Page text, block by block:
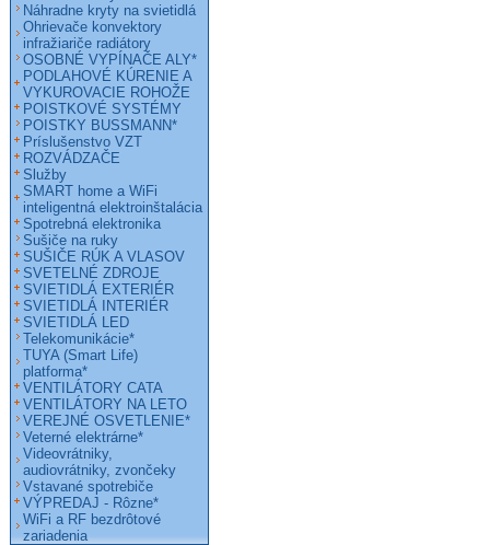
Náhradne kryty na svietidlá
Ohrievače konvektory
infražiariče radiátory
OSOBNÉ VYPÍNAČE ALY*
PODLAHOVÉ KÚRENIE A
VYKUROVACIE ROHOŽE
POISTKOVÉ SYSTÉMY
POISTKY BUSSMANN*
Príslušenstvo VZT
ROZVÁDZAČE
Služby
SMART home a WiFi
inteligentná elektroinštalácia
Spotrebná elektronika
Sušiče na ruky
SUŠIČE RÚK A VLASOV
SVETELNÉ ZDROJE
SVIETIDLÁ EXTERIÉR
SVIETIDLÁ INTERIÉR
SVIETIDLÁ LED
Telekomunikácie*
TUYA (Smart Life)
platforma*
VENTILÁTORY CATA
VENTILÁTORY NA LETO
VEREJNÉ OSVETLENIE*
Veterné elektrárne*
Videovrátniky,
audiovrátniky, zvončeky
Vstavané spotrebiče
VÝPREDAJ - Rôzne*
WiFi a RF bezdrôtové
zariadenia